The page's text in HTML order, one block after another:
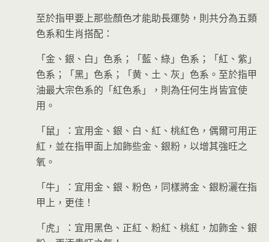
至於指甲要上那些顏色才能助長運勢，則共分為五類
色系和生肖搭配：
「金、銀、白」色系；「藍、綠」色系；「紅、紫」
色系；「黑」色系；「黄、土、灰」色系。至於指甲
油最大宗色系的「紅色系」，則為任何生肖皆宜使
用。
‪「鼠」：宜用金、銀、白、紅、桃紅色，偶爾可用正
紅，並在指甲面上加飾些金、銀粉，以增其強旺之
氧。
「‪牛」：宜用金、銀、粉色，同樣將金、銀粉灑在指
甲上，更佳！
「虎」：宜用黑色、正紅、粉紅、桃紅，加飾金、銀